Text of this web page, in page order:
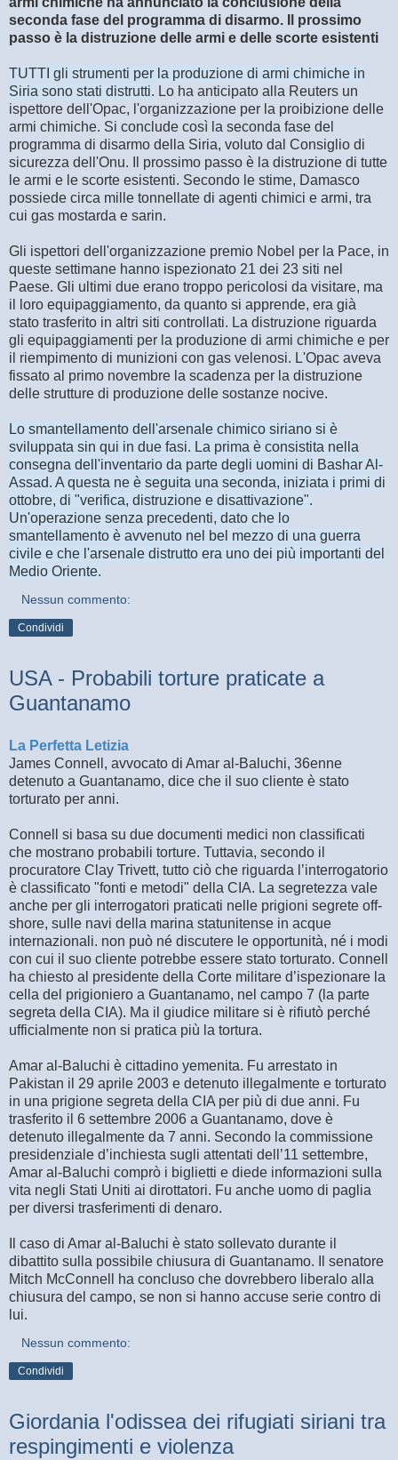
seconda fase del programma di disarmo. Il prossimo
passo è la distruzione delle armi e delle scorte esistenti
TUTTI gli strumenti per la produzione di armi chimiche in
Siria sono stati distrutti. Lo ha anticipato alla Reuters un
ispettore dell'Opac, l'organizzazione per la proibizione delle
armi chimiche. Si conclude così la seconda fase del
programma di disarmo della Siria, voluto dal Consiglio di
sicurezza dell'Onu. Il prossimo passo è la distruzione di tutte
le armi e le scorte esistenti. Secondo le stime, Damasco
possiede circa mille tonnellate di agenti chimici e armi, tra
cui gas mostarda e sarin.
Gli ispettori dell'organizzazione premio Nobel per la Pace, in
queste settimane hanno ispezionato 21 dei 23 siti nel
Paese. Gli ultimi due erano troppo pericolosi da visitare, ma
il loro equipaggiamento, da quanto si apprende, era già
stato trasferito in altri siti controllati. La distruzione riguarda
gli equipaggiamenti per la produzione di armi chimiche e per
il riempimento di munizioni con gas velenosi. L'Opac aveva
fissato al primo novembre la scadenza per la distruzione
delle strutture di produzione delle sostanze nocive.
Lo smantellamento dell'arsenale chimico siriano si è
sviluppata sin qui in due fasi. La prima è consistita nella
consegna dell'inventario da parte degli uomini di Bashar Al-
Assad. A questa ne è seguita una seconda, iniziata i primi di
ottobre, di "verifica, distruzione e disattivazione".
Un'operazione senza precedenti, dato che lo
smantellamento è avvenuto nel bel mezzo di una guerra
civile e che l'arsenale distrutto era uno dei più importanti del
Medio Oriente.
Nessun commento:
Condividi
USA - Probabili torture praticate a
Guantanamo
La Perfetta Letizia
James Connell, avvocato di Amar al-Baluchi, 36enne
detenuto a Guantanamo, dice che il suo cliente è stato
torturato per anni.
Connell si basa su due documenti medici non classificati
che mostrano probabili torture. Tuttavia, secondo il
procuratore Clay Trivett, tutto ciò che riguarda l’interrogatorio
è classificato "fonti e metodi" della CIA. La segretezza vale
anche per gli interrogatori praticati nelle prigioni segrete off-
shore, sulle navi della marina statunitense in acque
internazionali. non può né discutere le opportunità, né i modi
con cui il suo cliente potrebbe essere stato torturato. Connell
ha chiesto al presidente della Corte militare d’ispezionare la
cella del prigioniero a Guantanamo, nel campo 7 (la parte
segreta della CIA). Ma il giudice militare si è rifiutò perché
ufficialmente non si pratica più la tortura.
Amar al-Baluchi è cittadino yemenita. Fu arrestato in
Pakistan il 29 aprile 2003 e detenuto illegalmente e torturato
in una prigione segreta della CIA per più di due anni. Fu
trasferito il 6 settembre 2006 a Guantanamo, dove è
detenuto illegalmente da 7 anni. Secondo la commissione
presidenziale d’inchiesta sugli attentati dell’11 settembre,
Amar al-Baluchi comprò i biglietti e diede informazioni sulla
vita negli Stati Uniti ai dirottatori. Fu anche uomo di paglia
per diversi trasferimenti di denaro.
Il caso di Amar al-Baluchi è stato sollevato durante il
dibattito sulla possibile chiusura di Guantanamo. Il senatore
Mitch McConnell ha concluso che dovrebbero liberalo alla
chiusura del campo, se non si hanno accuse serie contro di
lui.
Nessun commento:
Condividi
Giordania l'odissea dei rifugiati siriani tra
respingimenti e violenza